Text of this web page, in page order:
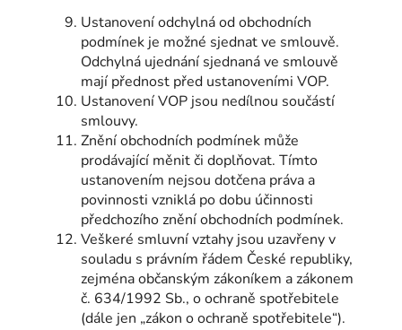
Ustanovení odchylná od obchodních
podmínek je možné sjednat ve smlouvě.
Odchylná ujednání sjednaná ve smlouvě
mají přednost před ustanoveními VOP.
Ustanovení VOP jsou nedílnou součástí
smlouvy.
Znění obchodních podmínek může
prodávající měnit či doplňovat. Tímto
ustanovením nejsou dotčena práva a
povinnosti vzniklá po dobu účinnosti
předchozího znění obchodních podmínek.
Veškeré smluvní vztahy jsou uzavřeny v
souladu s právním řádem České republiky,
zejména občanským zákoníkem a zákonem
č. 634/1992 Sb., o ochraně spotřebitele
(dále jen „zákon o ochraně spotřebitele“).